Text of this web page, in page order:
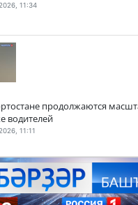
11:34
продолжаются
водителей
11:11